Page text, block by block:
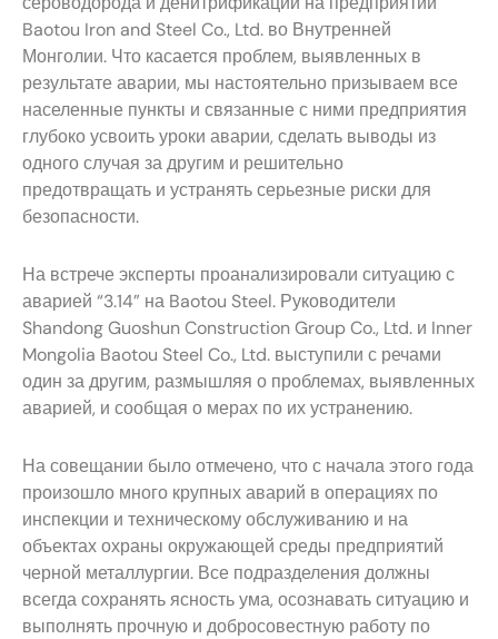
Baotou Iron and Steel Co., Ltd. во Внутренней
Монголии. Что касается проблем, выявленных в
результате аварии, мы настоятельно призываем все
населенные пункты и связанные с ними предприятия
глубоко усвоить уроки аварии, сделать выводы из
одного случая за другим и решительно
предотвращать и устранять серьезные риски для
безопасности.
На встрече эксперты проанализировали ситуацию с
аварией “3.14” на Baotou Steel. Руководители
Shandong Guoshun Construction Group Co., Ltd. и Inner
Mongolia Baotou Steel Co., Ltd. выступили с речами
один за другим, размышляя о проблемах, выявленных
аварией, и сообщая о мерах по их устранению.
На совещании было отмечено, что с начала этого года
произошло много крупных аварий в операциях по
инспекции и техническому обслуживанию и на
объектах охраны окружающей среды предприятий
черной металлургии. Все подразделения должны
всегда сохранять ясность ума, осознавать ситуацию и
выполнять прочную и добросовестную работу по